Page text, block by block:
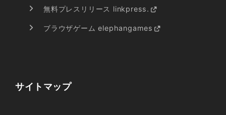
無料プレスリリース linkpress.
ブラウザゲーム elephangames
サイトマップ